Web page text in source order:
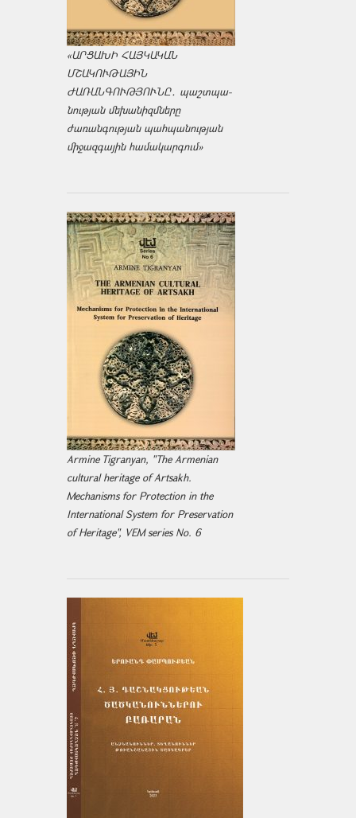
«ԱՐՑԱԽԻ ՀԱՅԿԱԿԱՆ
ՄՇԱԿՈՒԹԱՅԻՆ
ԺԱՌԱՆԳՈՒԹՅՈՒՆԸ․ պաշտպա­
նության մեխանիզմները
ժառանգության պահպանության
միջազ­գային համակարգում»
Armine Tigranyan, "The Armenian
cultural heritage of Artsakh.
Mechanisms for Protection in the
International System for Preservation
of Heritage", VEM series No. 6